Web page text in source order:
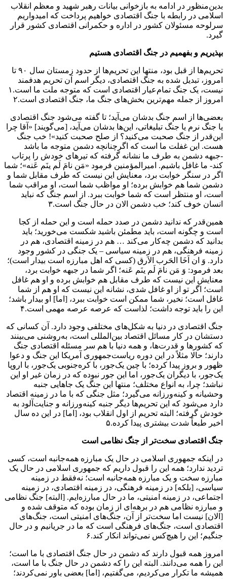
بدین‌منظور در ادامه به بازخوانی بیانات رهبر شهید و معظم انقلاب
اسلامی در رابطه با جنگ اقتصادی خواهیم پرداخت که امیدواریم
سرلوحه مسئولان کشور در اداره و حکمرانی اقتصادی کشور قرار
گیرد.
بپذیریم و بفهمیم در جنگ اقتصادی هستیم
تحریم‌ها از قبل بود، منتها این تحریم‌ها از حدود زمستان سال ۹۰ تا
امروز، تبدیل شده به جنگ اقتصادی، دیگر اسم آن تحریم هدفمند
نیست، یک جنگ تمام‌عیار اقتصادی است که متوجه ملت ما است.۱
امروز از جمله‌ مهم‌ترین بخش‌های جنگ ما، جنگ اقتصادی است.۲
بعضی‌ها از اسم جنگ بدشان می‌آید؛ تا گفته می‌شود جنگ اقتصادی
یا جنگ نرم یا جنگ تبلیغاتی، این‌ها بدشان می‌آید، [می‌گویند] «آقا چرا
این‌قدر از جنگ صحبت می‌کنید؟ از صلح صحبت کنید»! خب جنگ
هست. این غفلت ما است که اگرچنانچه دشمن متوجه ما باشد
-جبهه‌ دشمن به طرف ما نشانه گرفته که تیر‌های خودش را پرتاب
کند- ما غافل باشیم. امیرالمؤمنین فرمود «مَن نامَ لَم ینَم عَنه»؛ شما
اگر در سنگر خوابت برد، معنایش این نیست که طرف مقابل شما و
دشمن شما هم خوابش برده؛ او مواظب شما است، او مراقب شما
است، او منتظر است که شما خوابت ببرد. از اسم جنگ که نباید
انسان خوف کند؛ خب دشمن الان در حال جنگ است.۳
همین‌قدر که ندانید دشمن در صدد حمله است و این حمله از کجا
است و چگونه است، باید مطمئن باشید شکست می‌خورید؛ باید
بدانید که دشمن چه‌کار می‌کند … هم در زمینه‌ اقتصادی، هم در
زمینه‌ فرهنگی، هم در زمینه‌ سیاسی – یک جنگی در کشور وجود
دارد. وَ ان اَخَا الحَرب الاَرق (کسی که اهل مبارزه است بیدار است)؛
بعد فرمود: وَ مَن نامَ لَم ینَم عَنه؛ اگر شما در جبهه خوابت برد،
معنایش این نیست که طرف مقابل هم خوابش برده و او هم غافل
است؛ اگر تو از او غافل شدی، نشانه‌ این نیست که او هم از شما
غافل است؛ نخیر، شما ممکن است خوابت ببرد، [اما] او بیدار باشد؛
این را باید توجه داشت؛ لذاست که عرصه عرصه‌ مهمی است.۴
جنگ اقتصادی در دنیا به شکل‌های مختلفی وجود دارد. آن کسانی که
دستشان در کار مسائل اقتصاد بین‌المللی است، به‌روشنی می‌بینند
که کشور‌ها و قدرت‌ها، و همه‌ دنیا با هم سر مسئله‌ اقتصادی جنگ
دارند؛ حالا مثلاً در این دوره‌ ریاست‌جمهوری آمریکا این جنگ و دعوا
ظهور و بروز پیدا کرده؛ با چین یک‌جور، با کره‌‌جنوبی یک‌جور، با اروپا
یک‌جور، با دیگران یک‌جور، اما این جور نبوده که در زمان غیر او این
نباشد؛ چرا، به انواع مختلف؛ منتها این جنگ یک جا‌هایی جنبه‌
وحشیانه و کینه‌ورزانه می‌گیرد؛ مثل جنگی که با ما در زمینه‌ اقتصاد
دارد می‌شود که این تحریم‌ها دیگر جنبه‌ کینه‌ورزانه و جنایت‌آلود به
خودش گرفته؛ البته تحریم از اول انقلاب بود، [اما] در این ده سال
اخیر طبعاً شدت بیشتری پیدا کرده.۵
جنگ اقتصادی سخت‌تر از جنگ نظامی است
در اینکه جمهوری اسلامی در حال یک مبارزه‌ همه‌جانبه است، کسی
تردید ندارد؛ همه این را قبول داریم که جمهوری اسلامی در حال یک
مبارزه‌ سخت و یک مبارزه‌ همه‌جانبه است؛ نه‌فقط در زمینه‌
سیاسی، [بلکه] در زمینه‌ فرهنگی، در زمینه‌ اقتصادی، در زمینه‌
اجتماعی، در زمینه‌ امنیتی، ما در حال مبارزه‌ایم. [البته] جنگ نظامی
و مبارزه‌ نظامی هم در برهه‌ای از زمان بوده که متوقف شده و
[الان] نیست اما سخت‌تر از آن، جنگ‌های امنیتی است، جنگ‌های
اقتصادی است، جنگ‌های فرهنگی است که ما در جریانیم و در حال
جنگیم؛ این را هیچ‌کس نمی‌تواند انکار کند.۶
امروز همه قبول دارند که دشمن در حال جنگ اقتصادی با ما است؛
این را همه می‌دانند. البته این را که دشمن در حال جنگ با ما است،
همیشه ما تکرار می‌کردیم، می‌گفتیم، [اما] بعضی باور نمی‌کردند؛